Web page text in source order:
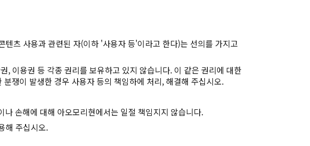
츠 사용과 관련된 자(이하 '사용자 등'이라고 한다)는 선의를 가지고
, 이용권 등 각종 권리를 보유하고 있지 않습니다. 이 같은 권리에 대한
쟁이 발생한 경우 사용자 등의 책임하에 처리, 해결해 주십시오.
손해에 대해 아오모리현에서는 일절 책임지지 않습니다.
해 주십시오.